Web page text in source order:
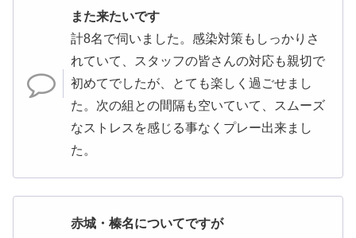
また来たいです
計8名で伺いました。感染対策もしっかりさ
れていて、スタッフの皆さんの対応も親切で
初めてでしたが、とても楽しく過ごせまし
た。次の組との間隔も空いていて、スムーズ
なストレスを感じる事なくプレー出来まし
た。
赤城・榛名についてですが